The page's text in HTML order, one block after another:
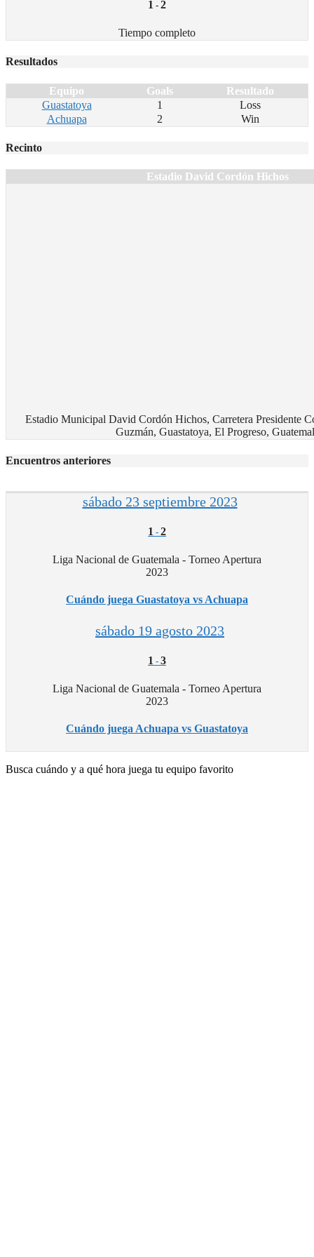
1 - 2
Tiempo completo
Resultados
Equipo Goals
Resultado
Guastatoya
1
Loss
Achuapa
2 Win
Recinto
Estadio David Cordón Hichos
Estadio Municipal David Cordón Hichos, Carretera Presidente
Guzmán, Guastatoya, El Progreso,
Encuentros anteriores
sábado 23 septiembre 2023
1 - 2
Liga Nacional de Guatemala - Torneo Apertura
2023
Cuándo juega Guastatoya vs Achuapa
sábado 19 agosto 2023
1 - 3
Liga Nacional de Guatemala - Torneo Apertura
2023
Cuándo juega Achuapa vs Guastatoya
Busca cuándo y a qué hora juega tu equipo favorito